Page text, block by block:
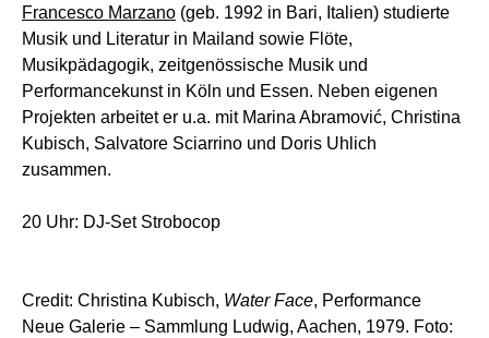
Francesco Marzano (geb. 1992 in Bari, Italien) studierte
Musik und Literatur in Mailand sowie Flöte,
Musikpädagogik, zeitgenössische Musik und
Performancekunst in Köln und Essen. Neben eigenen
Projekten arbeitet er u.a. mit Marina Abramović, Christina
Kubisch, Salvatore Sciarrino und Doris Uhlich
zusammen.
20 Uhr: DJ-Set Strobocop
Credit: Christina Kubisch, Water Face, Performance
Neue Galerie – Sammlung Ludwig, Aachen, 1979. Foto: